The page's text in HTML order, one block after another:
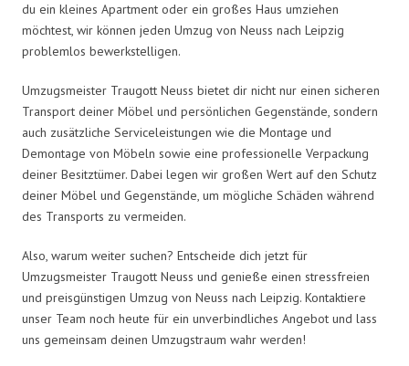
du ein kleines Apartment oder ein großes Haus umziehen
möchtest, wir können jeden Umzug von Neuss nach Leipzig
problemlos bewerkstelligen.
Umzugsmeister Traugott Neuss bietet dir nicht nur einen sicheren
Transport deiner Möbel und persönlichen Gegenstände, sondern
auch zusätzliche Serviceleistungen wie die Montage und
Demontage von Möbeln sowie eine professionelle Verpackung
deiner Besitztümer. Dabei legen wir großen Wert auf den Schutz
deiner Möbel und Gegenstände, um mögliche Schäden während
des Transports zu vermeiden.
Also, warum weiter suchen? Entscheide dich jetzt für
Umzugsmeister Traugott Neuss und genieße einen stressfreien
und preisgünstigen Umzug von Neuss nach Leipzig. Kontaktiere
unser Team noch heute für ein unverbindliches Angebot und lass
uns gemeinsam deinen Umzugstraum wahr werden!